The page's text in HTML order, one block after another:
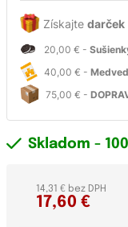
Získajte darček
20,00 € -
40,00 € -
75,00 € -
Skladom -
17,60 €
14,31 € bez DPH